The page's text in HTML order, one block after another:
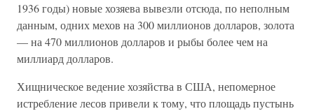
1936 годы) новые хозяева вывезли отсюда, по неполным
данным, одних мехов на 300 миллионов долларов, золота
— на 470 миллионов долларов и рыбы более чем на
миллиард долларов.
Хищническое ведение хозяйства в США, непомерное
истребление лесов привели к тому, что площадь пустынь